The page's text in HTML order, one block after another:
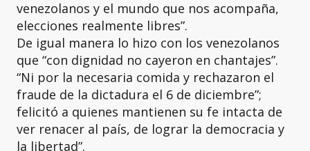
venezolanos y el mundo que nos acompaña,
elecciones realmente libres”.
De igual manera lo hizo con los venezolanos
que “con dignidad no cayeron en chantajes”.
“Ni por la necesaria comida y rechazaron el
fraude de la dictadura el 6 de diciembre”;
felicitó a quienes mantienen su fe intacta de
ver renacer al país, de lograr la democracia y
la libertad”.